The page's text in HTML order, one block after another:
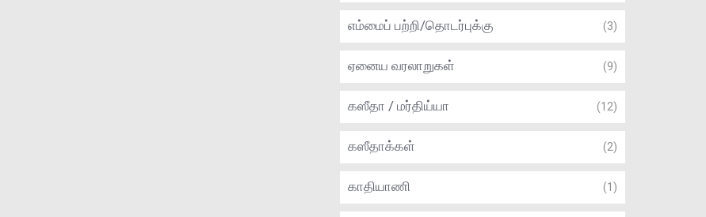
எம்மைப் பற்றி/தொடர்புக்கு (3)
ஏனைய வரலாறுகள் (9)
கஸீதா / மர்திய்யா (12)
கஸீதாக்கள் (2)
காதியாணி (1)